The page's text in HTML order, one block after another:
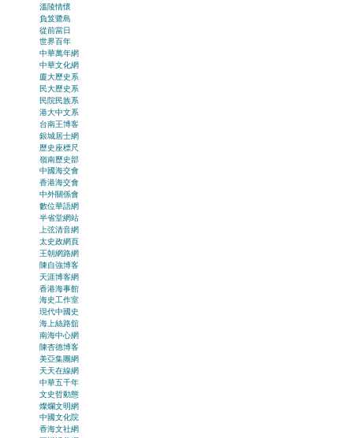
溫陵情懷
負笈鷺島
從前當日
世界百年
中華萬年網
中華文化網
廈大歷史系
民大歷史系
民院民族系
港大中文系
台南王博客
銀城居士網
歷史座標尺
嶺南歷史部
中國海交會
香港海交會
中外關係會
數位華語網
半省堂網站
上弦清音網
太史政網頁
王朝網路網
陳自強博客
天涯博客網
香港海事館
海史工作室
現代中國史
海上絲路舘
南海中心網
陳杏德博客
美亞集團網
天天在線網
中華五千年
文史哲動態
燦爛文明網
中國文化院
香海文社網